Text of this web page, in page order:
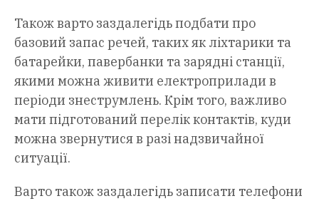
Також варто заздалегідь подбати про
базовий запас речей, таких як ліхтарики та
батарейки, павербанки та зарядні станції,
якими можна живити електроприлади в
періоди знеструмлень. Крім того, важливо
мати підготований перелік контактів, куди
можна звернутися в разі надзвичайної
ситуації.
Варто також заздалегідь записати телефони